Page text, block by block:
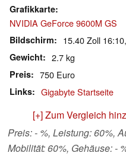
Grafikkarte
NVIDIA GeForce 9600M GS
Bildschirm 15.40 Zoll
Gewicht 2.7 kg
Preis 750 Euro
Links Gigabyte Startseite
[+] Zum Vergleich
Preis: - %, Leistung: 60%,
Mobilität: 60%, Gehäuse: -